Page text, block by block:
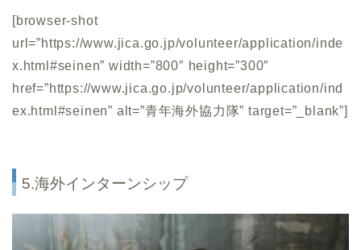
[browser-shot
url=”https://www.jica.go.jp/volunteer/application/inde
x.html#seinen” width=”800″ height=”300″
href=”https://www.jica.go.jp/volunteer/application/ind
ex.html#seinen” alt=”青年海外協力隊” target=”_blank”]
5.海外インターンシップ